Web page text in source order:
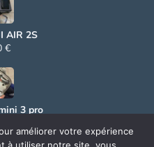
AIR 2S
€
3 pro
améliorer votre expérience